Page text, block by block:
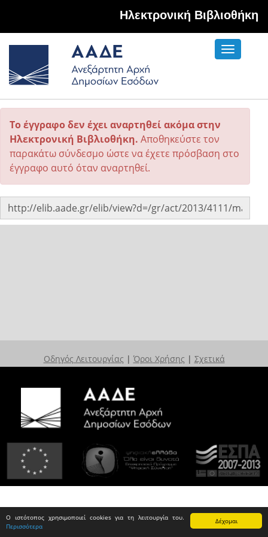
Δέχομαι
Ο ιστότοπος χρησιμοποιεί cookies για τη λειτουργία του.
Περισσότερα
Hλεκτρονική Βιβλιοθήκη
Toggle
Το έγγραφο δεν έχει αναρτηθεί ακόμα στην
Ηλεκτρονική Βιβλιοθήκη. Αποθηκεύστε τον
παρακάτω σύνδεσμο ώστε να έχετε πρόσβαση στο
έγγραφο αυτό όταν αναρτηθεί.
Οδηγός Λειτουργίας | Όροι Χρήσης | Σχετικά